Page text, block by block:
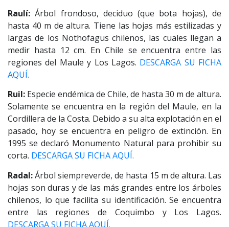
Raulí: Árbol frondoso, deciduo (que bota hojas), de
hasta 40 m de altura. Tiene las hojas más estilizadas y
largas de los Nothofagus chilenos, las cuales llegan a
medir hasta 12 cm. En Chile se encuentra entre las
regiones del Maule y Los Lagos. DESCARGA SU FICHA
AQUÍ.
Ruil: Especie endémica de Chile, de hasta 30 m de altura.
Solamente se encuentra en la región del Maule, en la
Cordillera de la Costa. Debido a su alta explotación en el
pasado, hoy se encuentra en peligro de extinción. En
1995 se declaró Monumento Natural para prohibir su
corta. DESCARGA SU FICHA AQUÍ.
Radal:Árbol siempreverde, de hasta 15 m de altura. Las
hojas son duras y de las más grandes entre los árboles
chilenos, lo que facilita su identificación. Se encuentra
entre las regiones de Coquimbo y Los Lagos.
DESCARGA SU FICHA AQUÍ.